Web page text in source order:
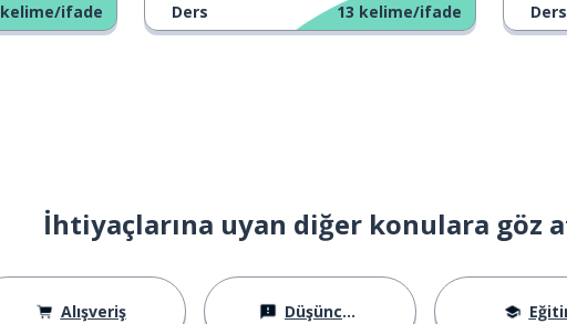
kelime/ifade Ders 13 kelime/ifade Ders
İhtiyaçlarına uyan diğer konulara göz
Alışveriş Düşünceler